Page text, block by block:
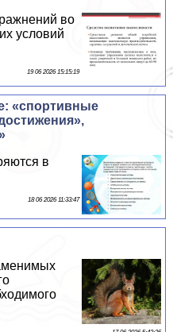
во
условий
19 06 2026 15:15:19
«спортивные
в
18 06 2026 11:33:47